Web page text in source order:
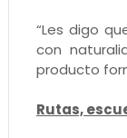
“Les digo
con
producto
Rutas,